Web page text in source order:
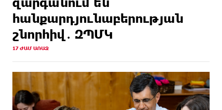
հանքարդյունաբերության
շնորհիվ․ ԶՊՄԿ
17 ԺԱՄ ԱՌԱՋ